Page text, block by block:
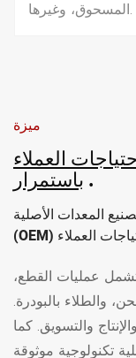
المسحوق، وغيرها.
ميزة
العملاء
باستمرار .
المعدات الأصلية
عمليات القطع،
والطلاء بالبودرة.
والتسويق. كما